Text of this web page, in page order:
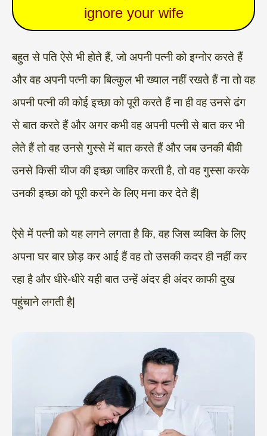
ignore your wife
बहुत से पति ऐसे भी होते हैं, जो अपनी पत्नी को इग्नोर करते हैं
और वह अपनी पत्नी का बिल्कुल भी ख्याल नहीं रखते हैं ना तो वह
अपनी पत्नी की कोई इच्छा को पूरी करते हैं ना ही वह उनसे ढंग
से बात करते हैं और अगर कभी वह अपनी पत्नी से बात कर भी
लेते हैं तो वह उनसे गुस्से में बात करते हैं और जब उनकी बीवी
उनसे किसी चीज की इच्छा जाहिर करती है, तो वह गुस्सा करके
उनकी इच्छा को पूरी करने के लिए मना कर देते हैं|
ऐसे में पत्नी को यह लगने लगता है कि, वह जिस व्यक्ति के लिए
अपना घर बार छोड़ कर आई हैं वह तो उसकी कदर ही नहीं कर
रहा है और धीरे-धीरे यही बात उन्हें अंदर ही अंदर काफी दुख
पहुंचाने लगती है|